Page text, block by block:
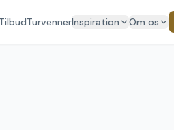
TilbudTurvennerInspiration Om os